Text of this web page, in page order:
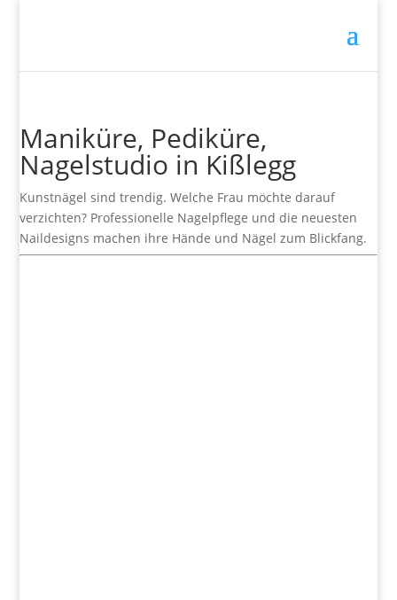
Maniküre, Pediküre,
Nagelstudio in Kißlegg
Kunstnägel sind trendig. Welche Frau möchte darauf
verzichten? Professionelle Nagelpflege und die neuesten
Naildesigns machen ihre Hände und Nägel zum Blickfang.